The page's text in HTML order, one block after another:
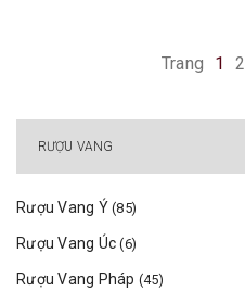
Trang 1 2
RƯỢU VANG
Rượu Vang Ý (85)
Rượu Vang Úc(6)
Rượu Vang Pháp (45)